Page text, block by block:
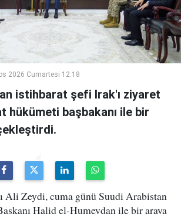
2026 Cumartesi 12:18
istihbarat şefi Irak'ı ziyaret
hükümeti başbakanı ile bir
Ali Zeydi, cuma günü Suudi Arabistan
Halid el-Humeydan ile bir araya